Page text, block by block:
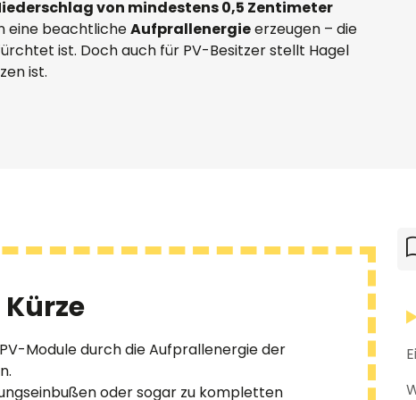
Kontakt
Kontakt
Kontakt
Kontakt
Kontakt
von mindestens 0,5 Zentimeter
eine beachtlicheAufprallenergieerzeugen – die
ist. Doch auch für PV-Besitzer stellt Hagel
ist.
Module durch die Aufprallenergie der
oder sogar zu kompletten